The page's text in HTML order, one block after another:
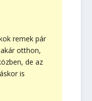
remek pár
otthon,
de az
is